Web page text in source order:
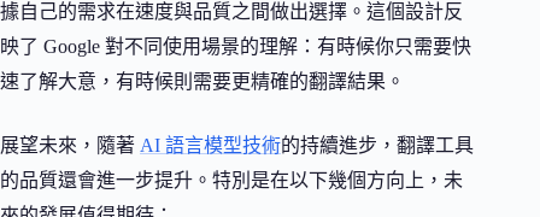
據自己的需求在速度與品質之間做出選擇。這個設計反
映了 Google 對不同使用場景的理解：有時候你只需要快
速了解大意，有時候則需要更精確的翻譯結果。
展望未來，隨著 AI 語言模型技術的持續進步，翻譯工具
的品質還會進一步提升。特別是在以下幾個方向上，未